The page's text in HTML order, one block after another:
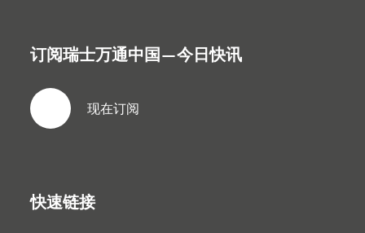
订阅瑞士万通中国—今日快讯
现在订阅
快速链接